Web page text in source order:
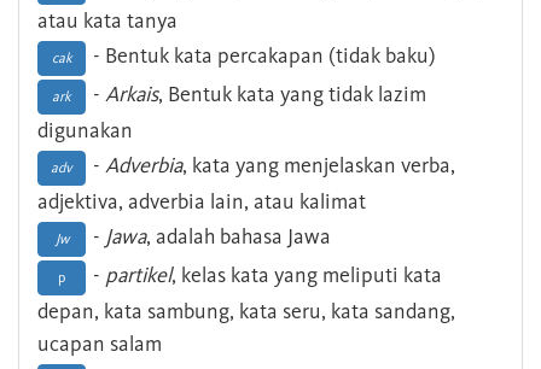
atau kata tanya
cak - Bentuk kata percakapan (tidak baku)
ark - Arkais, Bentuk kata yang tidak lazim
digunakan
adv - Adverbia, kata yang menjelaskan verba,
adjektiva, adverbia lain, atau kalimat
Jw - Jawa, adalah bahasa Jawa
p - partikel, kelas kata yang meliputi kata
depan, kata sambung, kata seru, kata sandang,
ucapan salam